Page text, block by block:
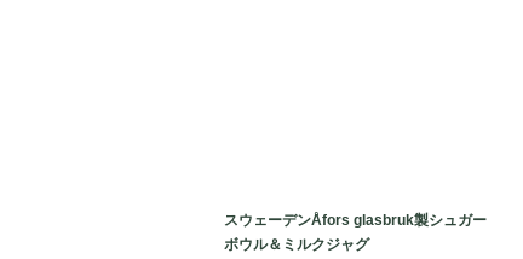
スウェーデンÅfors glasbruk製シュガー
ボウル＆ミルクジャグ